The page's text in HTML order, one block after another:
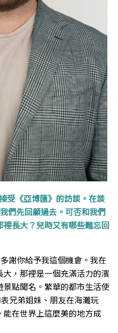
受《亞博匯》的訪談。在談
們先回顧過去。可否和我們
長大？兒時又有哪些難忘回
謝你給予我這個機會。我在
，那裡是一個充滿活力的濱
點聞名。繁華的都市生活使
兄弟姐妹、朋友在海灘玩
在世界上這麼美的地方成